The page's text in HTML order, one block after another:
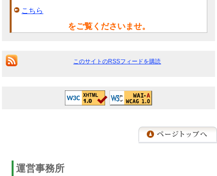
こちら
をご覧くださいませ。
このサイトのRSSフィードを購読
運営事務所